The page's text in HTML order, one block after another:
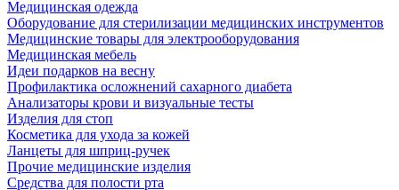
Медицинская одежда
Оборудование для стерилизации медицинских инструментов
Медицинские товары для электрооборудования
Медицинская мебель
Идеи подарков на весну
Профилактика осложнений сахарного диабета
Анализаторы крови и визуальные тесты
Изделия для стоп
Косметика для ухода за кожей
Ланцеты для шприц-ручек
Прочие медицинские изделия
Средства для полости рта